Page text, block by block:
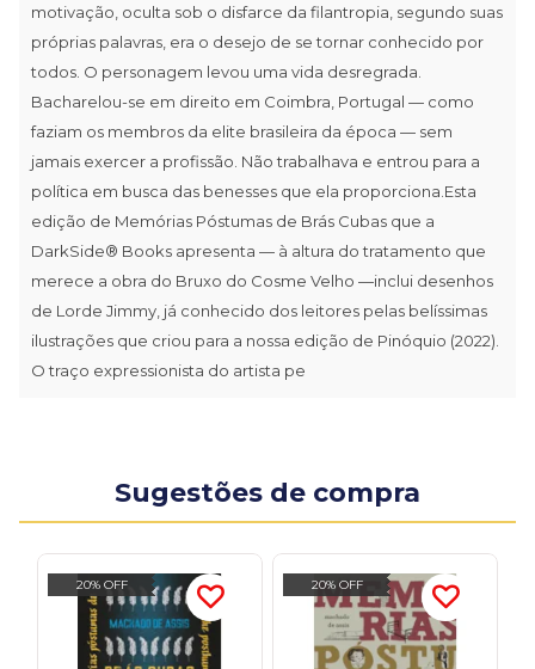
motivação, oculta sob o disfarce da filantropia, segundo suas
próprias palavras, era o desejo de se tornar conhecido por
todos. O personagem levou uma vida desregrada.
Bacharelou-se em direito em Coimbra, Portugal — como
faziam os membros da elite brasileira da época — sem
jamais exercer a profissão. Não trabalhava e entrou para a
política em busca das benesses que ela proporciona.Esta
edição de Memórias Póstumas de Brás Cubas que a
DarkSide® Books apresenta — à altura do tratamento que
merece a obra do Bruxo do Cosme Velho —inclui desenhos
de Lorde Jimmy, já conhecido dos leitores pelas belíssimas
ilustrações que criou para a nossa edição de Pinóquio (2022).
O traço expressionista do artista pe
Sugestões de compra
20% OFF 20% OFF